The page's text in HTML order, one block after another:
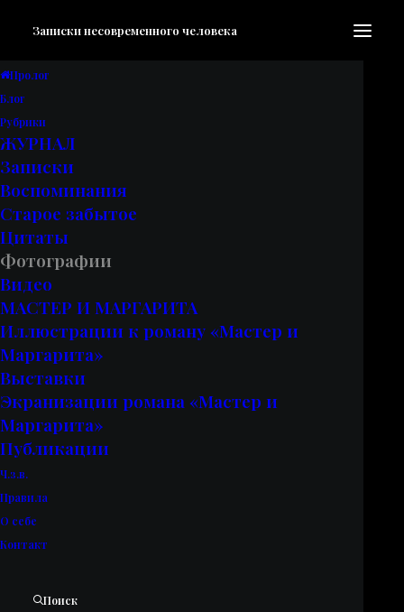
Записки несовременного человека
Пролог
Блог
Рубрики
ЖУРНАЛ
Записки
Воспоминания
Старое забытое
Цитаты
Фотографии
Видео
МАСТЕР И МАРГАРИТА
Иллюстрации к роману «Мастер и
Маргарита»
Выставки
Экранизации романа «Мастер и
Маргарита»
Публикации
Ч.з.в.
Правила
О себе
Контакт
Поиск
8 мая 2017 года,